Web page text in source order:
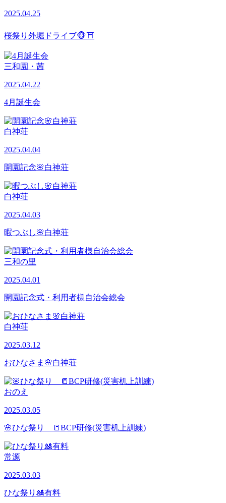
2025.04.25
桜祭り外堀ドライブ🐵⛩
三和園・茜
2025.04.22
4月誕生会
白神荘
2025.04.04
開園記念🌸白神荘
白神荘
2025.04.03
暇つぶし🌸白神荘
三和の里
2025.04.01
開園記念式・利用者様自治会総会
白神荘
2025.03.12
おひなさま🌸白神荘
おのえ
2025.03.05
🌸ひな祭り 📒BCP研修(災害机上訓練)
常源
2025.03.03
ひな祭り🎎有料